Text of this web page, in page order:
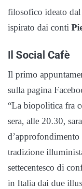
filosofico ideato dal
ispirato dai conti
Il Social Cafè
Il primo
sulla pagina
“La biopolitica fra
sera, alle 20.30,
tradizione
settecentesco di
in Italia dai due